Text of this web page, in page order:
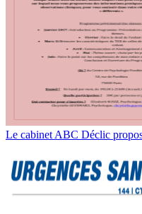
Le cabinet ABC Déclic